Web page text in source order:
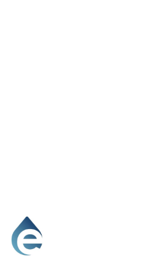
EMAUX-
LOGO